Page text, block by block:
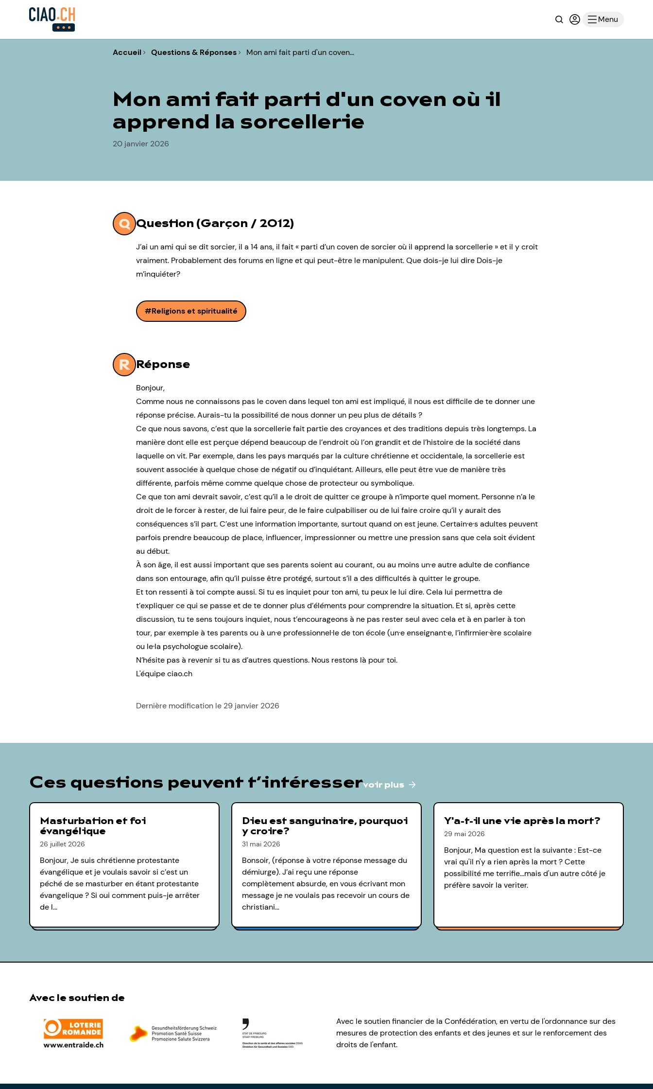
RechercheConnexion ou
Menu
Accueil Questions & Réponses Mon ami fait parti d'un coven…
Mon ami fait parti d'un coven où il
apprend la sorcellerie
20 janvier 2026
Question (Garçon / 2012)
J’ai un ami qui se dit sorcier, il a 14 ans, il fait « parti d’un coven de sorcier où il apprend la sorcellerie » et il y croit
vraiment. Probablement des forums en ligne et qui peut-être le manipulent. Que dois-je lui dire Dois-je
m’inquiéter?
Religions et spiritualité
Réponse
Bonjour,
Comme nous ne connaissons pas le coven dans lequel ton ami est impliqué, il nous est difficile de te donner une
réponse précise. Aurais-tu la possibilité de nous donner un peu plus de détails ?
Ce que nous savons, c’est que la sorcellerie fait partie des croyances et des traditions depuis très longtemps. La
manière dont elle est perçue dépend beaucoup de l’endroit où l’on grandit et de l’histoire de la société dans
laquelle on vit. Par exemple, dans les pays marqués par la culture chrétienne et occidentale, la sorcellerie est
souvent associée à quelque chose de négatif ou d’inquiétant. Ailleurs, elle peut être vue de manière très
différente, parfois même comme quelque chose de protecteur ou symbolique.
Ce que ton ami devrait savoir, c’est qu’il a le droit de quitter ce groupe à n’importe quel moment. Personne n’a le
droit de le forcer à rester, de lui faire peur, de le faire culpabiliser ou de lui faire croire qu’il y aurait des
conséquences s’il part. C’est une information importante, surtout quand on est jeune. Certain·e·s adultes peuvent
parfois prendre beaucoup de place, influencer, impressionner ou mettre une pression sans que cela soit évident
au début.
À son âge, il est aussi important que ses parents soient au courant, ou au moins un·e autre adulte de confiance
dans son entourage, afin qu’il puisse être protégé, surtout s’il a des difficultés à quitter le groupe.
Et ton ressenti à toi compte aussi. Si tu es inquiet pour ton ami, tu peux le lui dire. Cela lui permettra de
t’expliquer ce qui se passe et de te donner plus d’éléments pour comprendre la situation. Et si, après cette
discussion, tu te sens toujours inquiet, nous t’encourageons à ne pas rester seul avec cela et à en parler à ton
tour, par exemple à tes parents ou à un·e professionnel·le de ton école (un·e enseignant·e, l’infirmier·ère scolaire
ou le·la psychologue scolaire).
N’hésite pas à revenir si tu as d’autres questions. Nous restons là pour toi.
L'équipe ciao.ch
Dernière modification le 29 janvier 2026
Ces questions peuvent t’intéresservoir plus
Masturbation et foi
évangélique
26 juillet 2026
Bonjour, Je suis chrétienne protestante
évangélique et je voulais savoir si c’est un
péché de se masturber en étant protestante
évangelique ? Si oui comment puis-je arrêter
de l…
Dieu est sanguinaire, pourquoi
y croire?
31 mai 2026
Bonsoir, (réponse à votre réponse message du
démiurge). J’ai reçu une réponse
complètement absurde, en vous écrivant mon
message je ne voulais pas recevoir un cours de
christiani…
Y'a-t-il une vie après la mort?
29 mai 2026
Bonjour, Ma question est la suivante : Est-ce
vrai qu'il n'y a rien après la mort ? Cette
possibilité me terrifie...mais d'un autre côté je
préfère savoir la veriter.
Avec le soutien de
Avec le soutien financier de la Confédération, en vertu de l'ordonnance sur des
mesures de protection des enfants et des jeunes et sur le renforcement des
droits de l'enfant.